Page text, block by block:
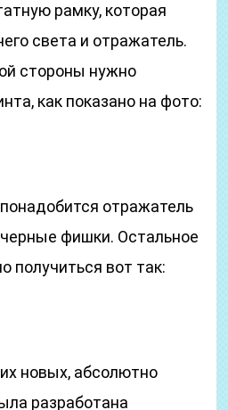
рамку, которая
света и отражатель.
стороны нужно
как показано на фото:
отражатель
фишки. Остальное
получиться вот так:
новых, абсолютно
разработана